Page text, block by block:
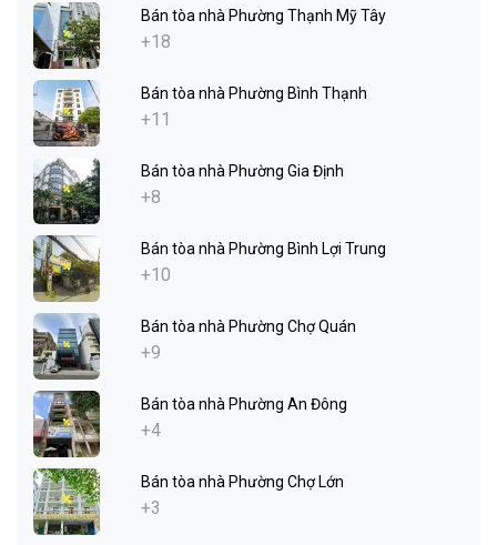
Bán tòa nhà Phường Thạnh Mỹ Tây
+18
Bán tòa nhà Phường Bình Thạnh
+11
Bán tòa nhà Phường Gia Định
+8
Bán tòa nhà Phường Bình Lợi Trung
+10
Bán tòa nhà Phường Chợ Quán
+9
Bán tòa nhà Phường An Đông
+4
Bán tòa nhà Phường Chợ Lớn
+3